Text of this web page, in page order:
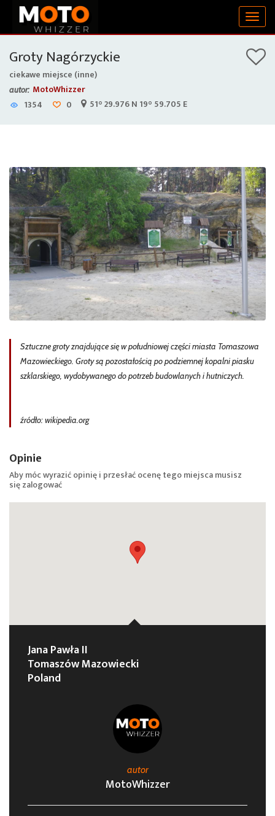
Groty Nagórzyckie
ciekawe miejsce (inne)
autor: MotoWhizzer
1354
0 51° 29.976 N 19° 59.705 E
Sztuczne groty znajdujące się w południowej części miasta Tomaszowa
Mazowieckiego. Groty są pozostałością po podziemnej kopalni piasku
szklarskiego, wydobywanego do potrzeb budowlanych i hutniczych.
źródło: wikipedia.org
Opinie
Aby móc wyrazić opinię i przesłać ocenę tego miejsca musisz
sięzalogować
Jana Pawła II
Tomaszów Mazowiecki
Poland
autor
MotoWhizzer